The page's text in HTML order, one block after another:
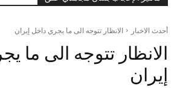
أحدث الاخبار الانظار تتوجه الى ما يجري داخل إيران
الانظار تتوجه الى ما
إيران